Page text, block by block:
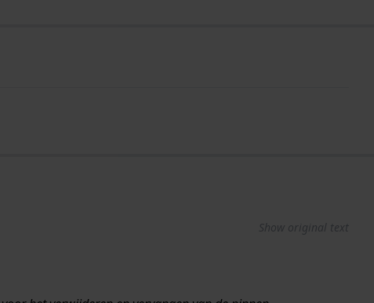
Show original text